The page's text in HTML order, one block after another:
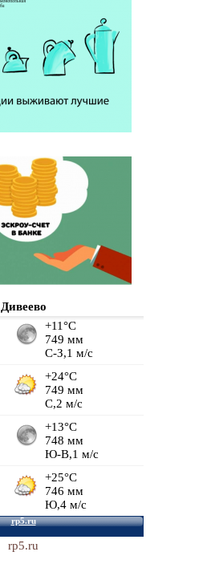
Дивеево
rp5.ru